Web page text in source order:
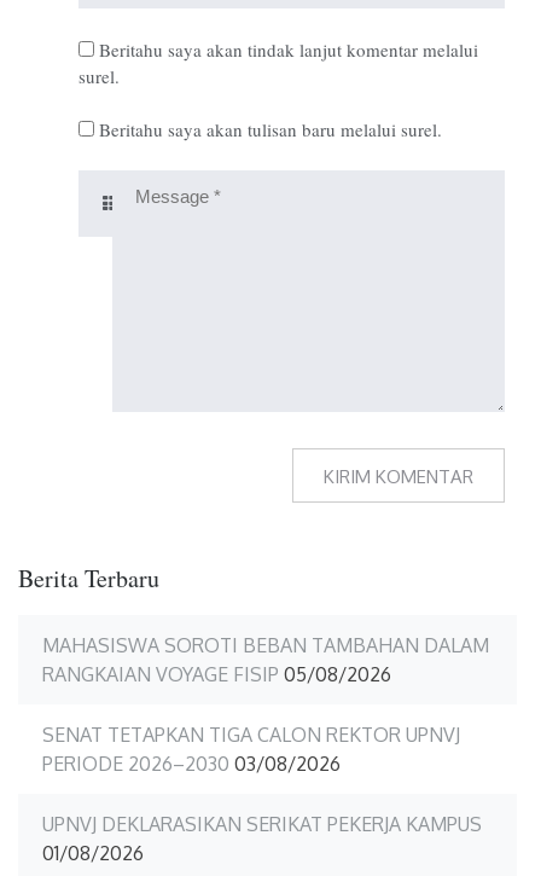
Beritahu saya akan tindak lanjut komentar melalui
surel.
Beritahu saya akan tulisan baru melalui surel.
Berita Terbaru
MAHASISWA SOROTI BEBAN TAMBAHAN DALAM
RANGKAIAN VOYAGE FISIP 05/08/2026
SENAT TETAPKAN TIGA CALON REKTOR UPNVJ
PERIODE 2026–2030 03/08/2026
UPNVJ DEKLARASIKAN SERIKAT PEKERJA KAMPUS
01/08/2026